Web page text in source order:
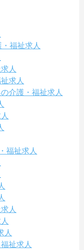
福祉求人
人
求人
介護・福祉求人
福祉求人
人
人
祉求人